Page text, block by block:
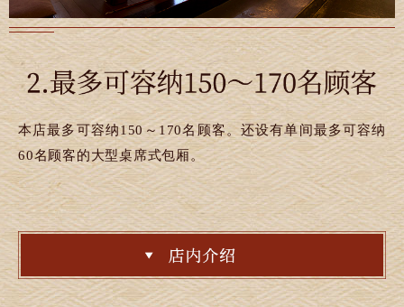
本店最多可容纳150～170名顾客。还设有单间最多可容纳
60名顾客的大型桌席式包厢。